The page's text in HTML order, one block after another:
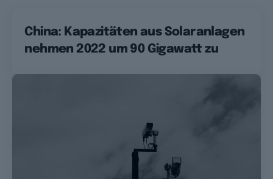
China: Kapazitäten aus Solaranlagen
nehmen 2022 um 90 Gigawatt zu